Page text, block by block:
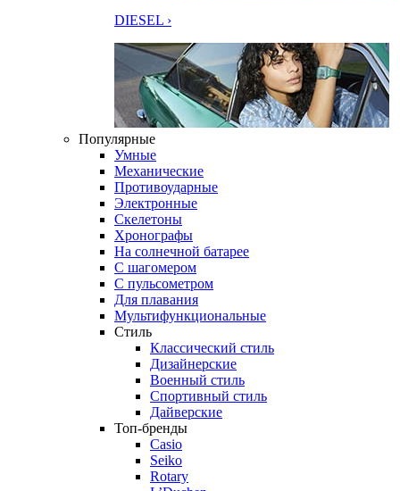
DIESEL ›
Популярные
Умные
Механические
Противоударные
Электронные
Скелетоны
Хронографы
На солнечной батарее
С шагомером
С пульсометром
Для плавания
Мультифункциональные
Стиль
Классический стиль
Дизайнерские
Военный стиль
Спортивный стиль
Дайверские
Топ-бренды
Casio
Seiko
Rotary